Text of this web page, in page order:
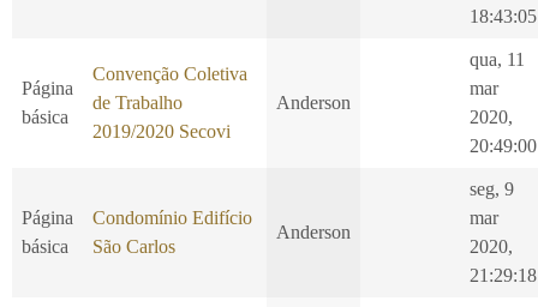
18:43:05
Página
básica
Convenção Coletiva
de Trabalho
2019/2020 Secovi
Anderson
qua, 11
mar
2020,
20:49:00
Página
básica
Condomínio Edifício
São Carlos
Anderson
seg, 9
mar
2020,
21:29:18